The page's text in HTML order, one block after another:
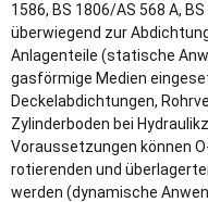
1586, BS 1806/AS 568 A,
überwiegend zur
Anlagenteile (statische
gasförmige Medien
Deckelabdichtungen,
Zylinderboden bei
Voraussetzungen können
rotierenden und
werden (dynamische